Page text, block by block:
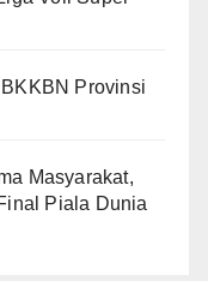
Provinsi
Masyarakat,
Piala Dunia